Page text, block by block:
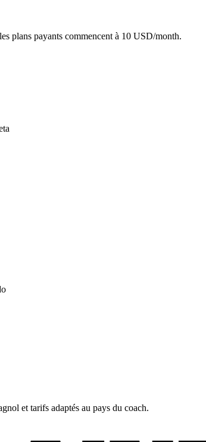
plans payants commencent à 10 USD/month.
et tarifs adaptés au pays du coach.